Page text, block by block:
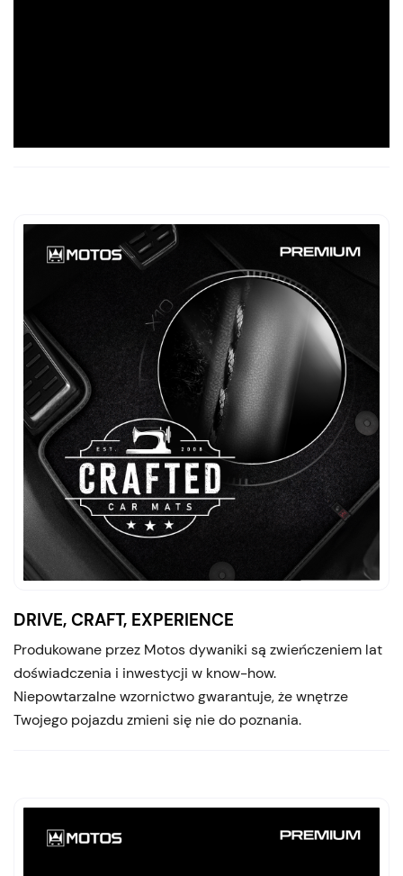
DRIVE, CRAFT, EXPERIENCE
Produkowane przez Motos dywaniki są zwieńczeniem lat
doświadczenia i inwestycji w know-how.
Niepowtarzalne wzornictwo gwarantuje, że wnętrze
Twojego pojazdu zmieni się nie do poznania.